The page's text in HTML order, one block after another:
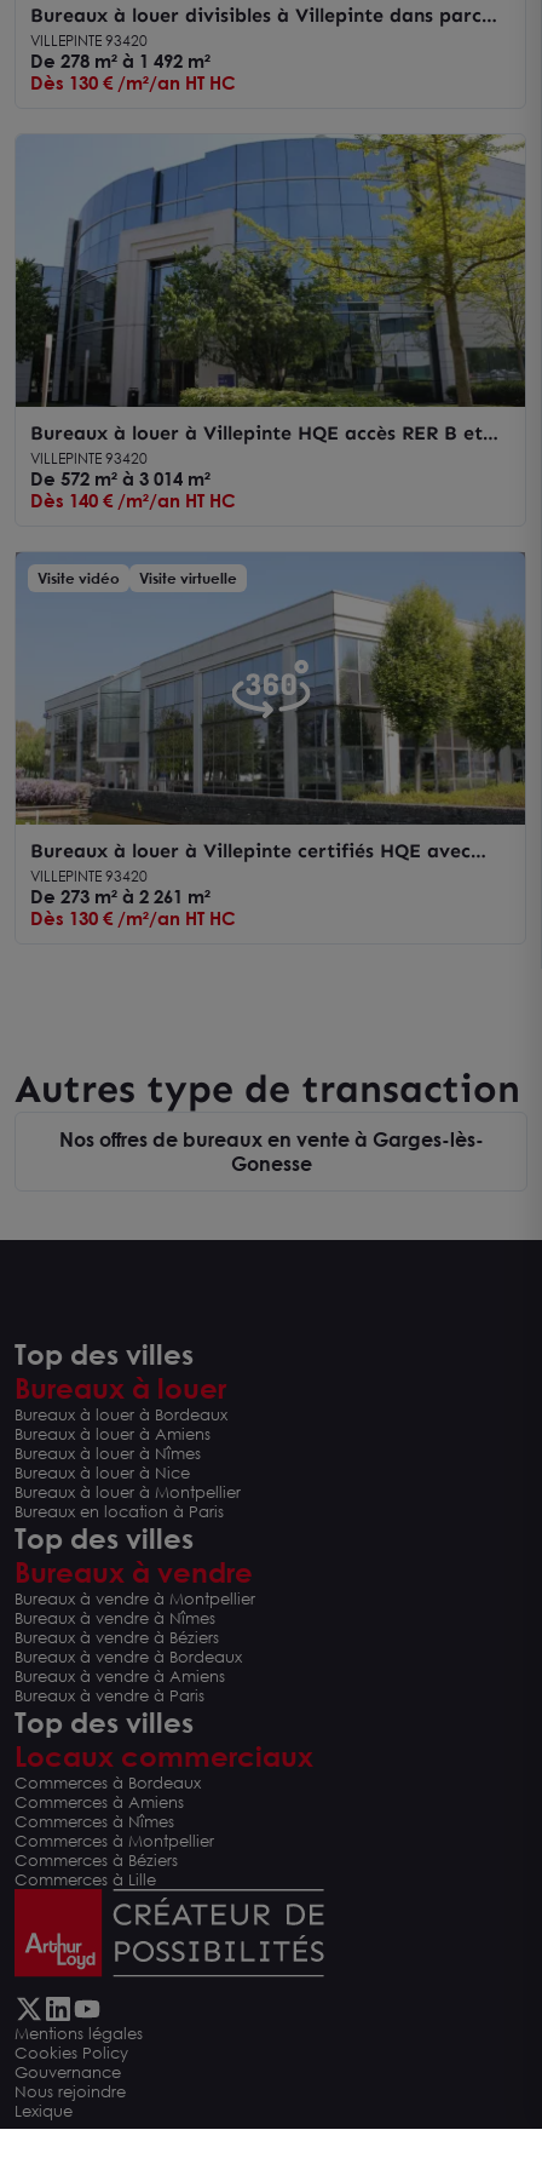
Bureaux à louer divisibles à Villepinte dans parc
d’affaires Paris Nord 2
VILLEPINTE 93420
De 278 m² à 1 492 m²
Dès 130 € /m²/an HT HC
Bureaux à louer à Villepinte HQE accès RER B et
parkings nombreux
VILLEPINTE 93420
De 572 m² à 3 014 m²
Dès 140 € /m²/an HT HC
Visite vidéo Visite virtuelle
Bureaux à louer à Villepinte certifiés HQE avec
parkings et services
VILLEPINTE 93420
De 273 m² à 2 261 m²
Dès 130 € /m²/an HT HC
Autres type de transaction
Nos offres de bureaux en vente à Garges-lès-
Gonesse
Top des villes
Bureaux à louer
Bureaux à louer à Bordeaux
Bureaux à louer à Amiens
Bureaux à louer à Nîmes
Bureaux à louer à Nice
Bureaux à louer à Montpellier
Bureaux en location à Paris
Top des villes
Bureaux à vendre
Bureaux à vendre à Montpellier
Bureaux à vendre à Nîmes
Bureaux à vendre à Béziers
Bureaux à vendre à Bordeaux
Bureaux à vendre à Amiens
Bureaux à vendre à Paris
Top des villes
Locaux commerciaux
Commerces à Bordeaux
Commerces à Amiens
Commerces à Nîmes
Commerces à Montpellier
Commerces à Béziers
Commerces à Lille
Mentions légales
Cookies Policy
Gouvernance
Nous rejoindre
Lexique